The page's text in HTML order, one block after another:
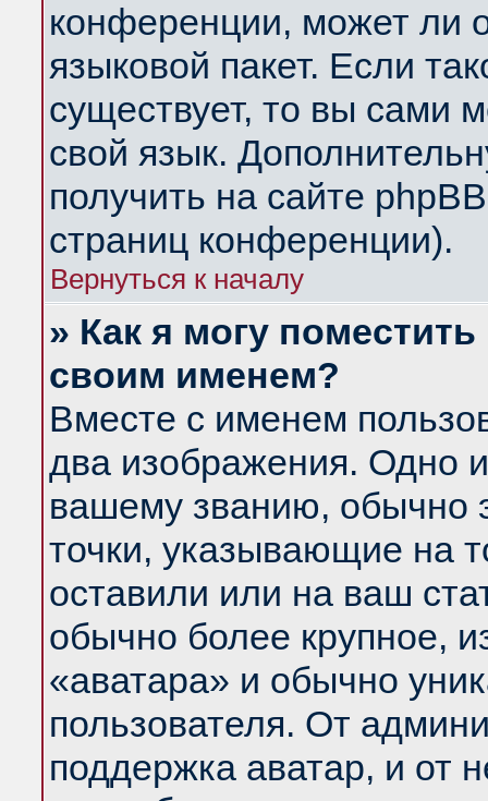
конференции, может ли
языковой пакет. Если
существует, то вы сами
свой язык.
получить на сайте
страниц конференции).
Вернуться к началу
» Как я могу
своим именем?
Вместе с именем
два изображения. Одно
вашему званию, обычно
точки, указывающие на
оставили или на ваш
обычно более крупное,
«аватара» и обычно
пользователя. От
поддержка аватар, и от